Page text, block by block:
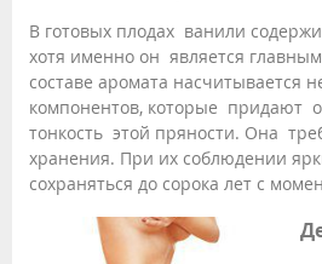
В готовых плодах ванили
хотя именно он является
составе аромата насчитывается
компонентов, которые придают
тонкость этой пряности. Она
хранения. При их соблюдении
сохраняться до сорока лет с